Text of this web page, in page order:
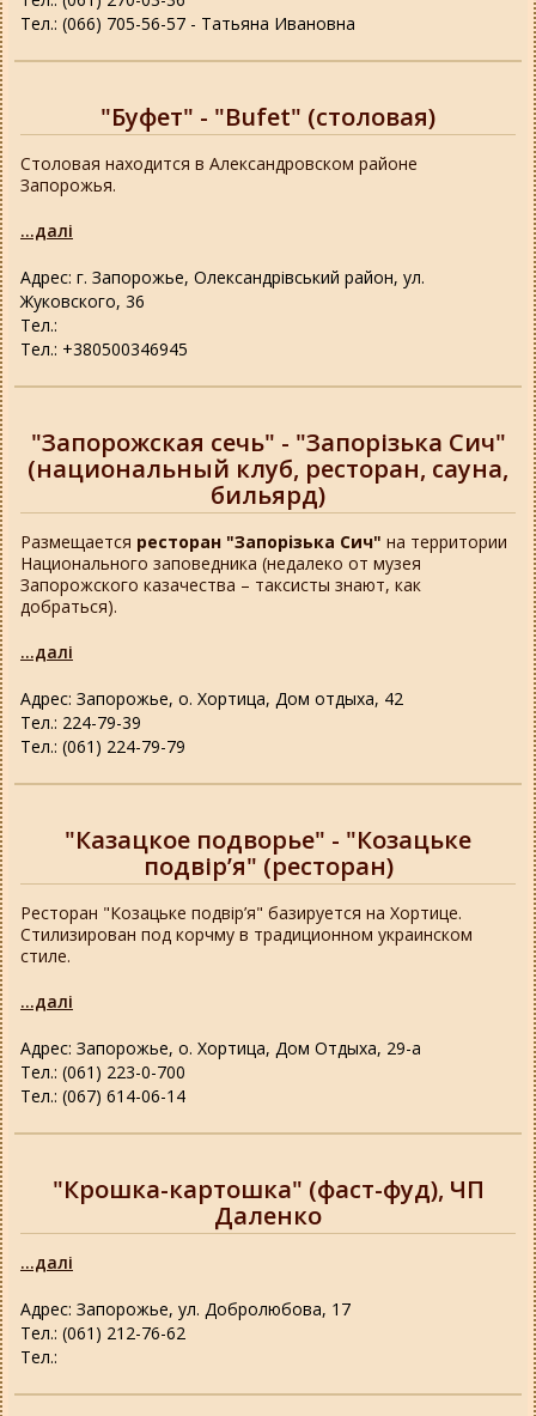
Тел.: (066) 705-56-57 - Татьяна Ивановна
"Буфет" - "Bufet" (столовая)
Адрес: г. Запорожье, Олександрівський район, ул.
Жуковского, 36
Тел.:
Тел.: +380500346945
Столовая находится в Александровском районе
Запорожья.
...далі
"Запорожская сечь" - "Запорізька Сич"
(национальный клуб, ресторан, сауна,
бильярд)
Адрес: Запорожье, о. Хортица, Дом отдыха, 42
Тел.: 224-79-39
Тел.: (061) 224-79-79
Размещается ресторан "Запорізька Сич" на территории
Национального заповедника (недалеко от музея
Запорожского казачества – таксисты знают, как
добраться).
...далі
"Казацкое подворье" - "Козацьке
подвір’я" (ресторан)
Адрес: Запорожье, о. Хортица, Дом Отдыха, 29-а
Тел.: (061) 223-0-700
Тел.: (067) 614-06-14
Ресторан "Козацьке подвір’я" базируется на Хортице.
Стилизирован под корчму в традиционном украинском
стиле.
...далі
"Крошка-картошка" (фаст-фуд), ЧП
Даленко
Адрес: Запорожье, ул. Добролюбова, 17
Тел.: (061) 212-76-62
Тел.:
...далі